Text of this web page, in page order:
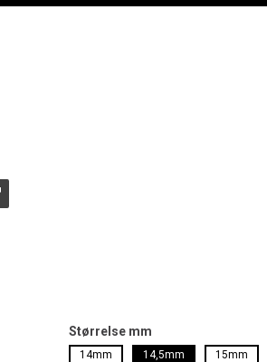
Størrelse mm
14mm 14,5mm 15mm